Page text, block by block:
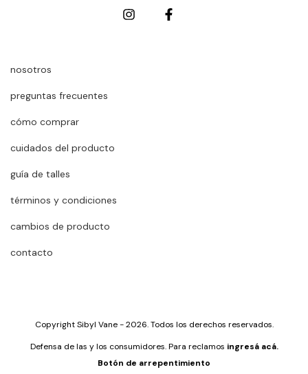
nosotros
preguntas frecuentes
cómo comprar
cuidados del producto
guía de talles
términos y condiciones
cambios de producto
contacto
Copyright Sibyl Vane - 2026. Todos los derechos reservados.
Defensa de las y los consumidores. Para reclamos ingresá acá.
Botón de arrepentimiento